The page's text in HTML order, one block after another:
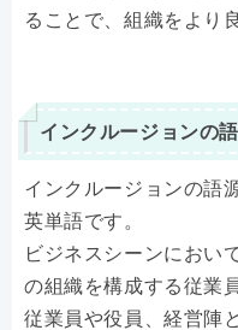
ることで、組織をより
インクルージョンの
インクルージョンの語
英単語です。
ビジネスシーンにおい
の組織を構成する従業
従業員や役員、経営陣